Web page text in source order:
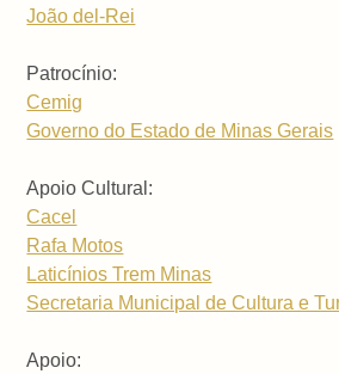
João del-Rei
Patrocínio:
Cemig
Governo do Estado de Minas Gerais
Apoio Cultural:
Cacel
Rafa Motos
Laticínios Trem Minas
Secretaria Municipal de Cultura e
Apoio: